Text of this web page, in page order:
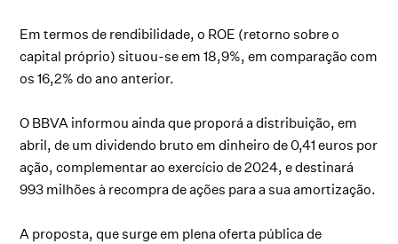
Em termos de rendibilidade, o ROE (retorno sobre o
capital próprio) situou-se em 18,9%, em comparação com
os 16,2% do ano anterior.
O BBVA informou ainda que proporá a distribuição, em
abril, de um dividendo bruto em dinheiro de 0,41 euros por
ação, complementar ao exercício de 2024, e destinará
993 milhões à recompra de ações para a sua amortização.
A proposta, que surge em plena oferta pública de